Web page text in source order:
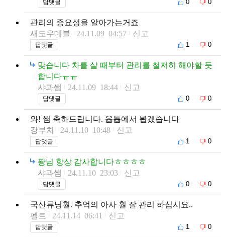
답댓글 0 0
관리의 증요성을 알아가는거죠
새도우데블
24.11.09 04:57 신고
답댓글 1 0
맞습니다 차를 살 때부터 관리를 철저히 해야할 듯
합니다ㅠㅠ
샤과쌤
24.11.09 18:44 신고
답댓글 0 0
와! 쌤 축하드립니다. 윱튭에서 뵙겠습니다
강부처
24.11.10 10:48 신고
답댓글 1 0
퐝님 항상 감사합니다ㅎㅎㅎㅎ
샤과쌤
24.11.10 23:03 신고
답댓글 0 0
국산튜닝훨. 추억의 아사 훨 잘 관리 하십시요..
펠트
24.11.14 06:41 신고
답댓글 1 0